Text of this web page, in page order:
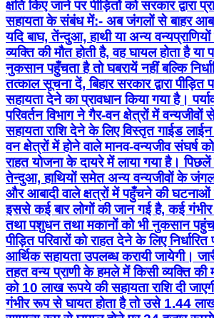
क्षति किए जाने पर पीड़ितों को सरकार द्वारा
सहायता के संबंध में:- अब जंगलों से बाहर
यदि बाघ, तेंन्दुआ, हाथी या अन्य
व्यक्ति की मौत होती है, वह घायल होता है
नुकसान पहुँचता है तो घबरायें नहीं बल्कि
तत्काल सूचना दें, बिहार सरकार द्वारा पीड़ित
सहायता देने का प्रावधान किया गया है।
परिवर्तन विभाग ने गैर-वन क्षेत्रों में वन्यजीवों
सहायता राशि देने के लिए विस्तृत गाईड
वन क्षेत्रों में होने वाले मानव-वन्यजीव संघर्ष
राहत योजना के दायरे में लाया गया है। पिछलें
तेन्दुआ, हाथियों समेत अन्य वन्यजीवों के
और आबादी वाले क्षत्रों में पहुँचने की घटनाओं
इससे कई बार लोगों की जान गई है, कई
तथा पशुधन तथा मकानों को भी नुकसान
पीड़ित परिवारों को राहत देने के लिए
आर्थिक सहायता उपलब्ध करायी जायेगी।
तहत वन्य प्राणी के हमले में किसी व्यक्ति की
को 10 लाख रूपये की सहायता राशि दी
गंभीर रूप से घायत होता है तो उसे 1.44